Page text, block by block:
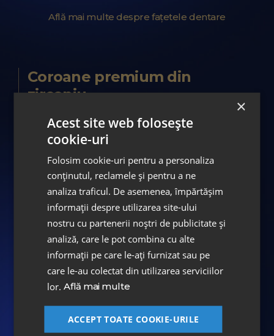
Află mai multe despre fațetele dentare
Coroane premium din
zirconiu
Coroane premium din zirconiu ASPEN
Digital Smile Design
Pentru restaurarea completă a arcadelor
dentare au fost realizate coroane
premium din zirconiu, proiectate digital și
personalizate în funcție de fizionomia
pacientei, pentru un rezultat estetic și
funcțional pe termen lung.
coroane dentare la DENT ESTET
×
Acest site web folosește
cookie-uri
Folosim cookie-uri pentru a personaliza
conținutul, reclamele și pentru a ne
analiza traficul. De asemenea, împărtășim
informații despre utilizarea site-ului
nostru cu partenerii noștri de publicitate și
analiză, care le pot combina cu alte
informații pe care le-ați furnizat sau pe
care le-au colectat din utilizarea serviciilor
lor.Află mai multe
ACCEPT TOATE COOKIE-URILE